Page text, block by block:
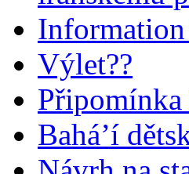
Výlet??
Připomínka
Bahá’í